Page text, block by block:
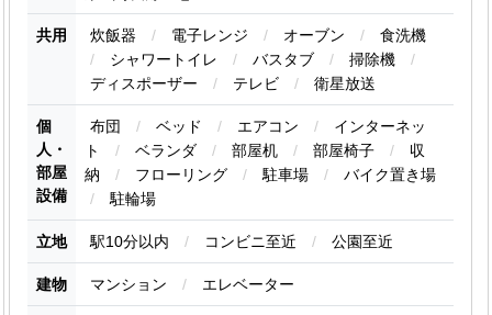
共用
炊飯器 / 電子レンジ / オーブン /
食洗機
/
シャワートイレ / バスタブ / 掃除機
/
ディスポーザー
/ テレビ / 衛星放送
個
人・
部屋
設備
布団 / ベッド / エアコン /
インターネッ
ト
/ ベランダ / 部屋机 / 部屋椅子 /
収
納
/ フローリング / 駐車場 /
バイク置き場
/
駐輪場
立地 駅10分以内 / コンビニ至近 / 公園至近
建物 マンション / エレベーター